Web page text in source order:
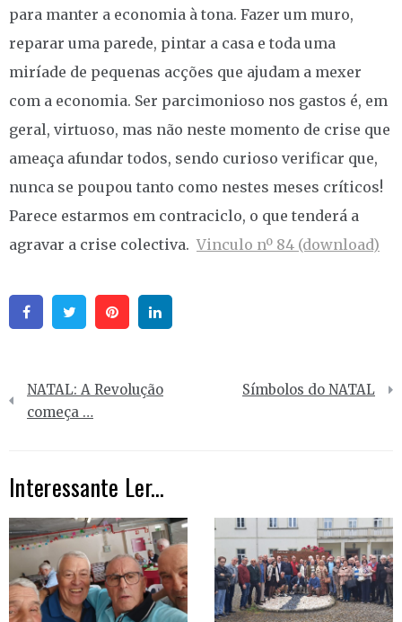
para manter a economia à tona. Fazer um muro,
reparar uma parede, pintar a casa e toda uma
miríade de pequenas acções que ajudam a mexer
com a economia. Ser parcimonioso nos gastos é, em
geral, virtuoso, mas não neste momento de crise que
ameaça afundar todos, sendo curioso verificar que,
nunca se poupou tanto como nestes meses críticos!
Parece estarmos em contraciclo, o que tenderá a
agravar a crise colectiva.Vinculo nº 84 (download)
FacebookTwitter Pinterest
Navegação
de
NATAL: A Revolução
começa …
Símbolos do NATAL
Interessante Ler...